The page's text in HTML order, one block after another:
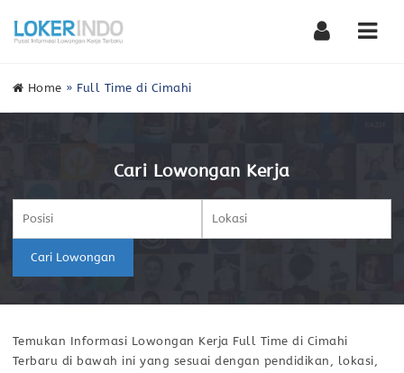
Home » Full Time di Cimahi
Cari Lowongan Kerja
Cari Lowongan
Temukan Informasi Lowongan Kerja Full Time di Cimahi
Terbaru di bawah ini yang sesuai dengan pendidikan, lokasi,